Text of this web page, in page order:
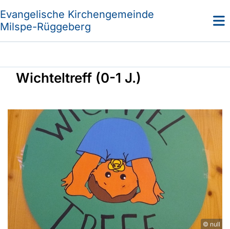
Evangelische Kirchengemeinde
Milspe-Rüggeberg
Wichteltreff (0-1 J.)
© null